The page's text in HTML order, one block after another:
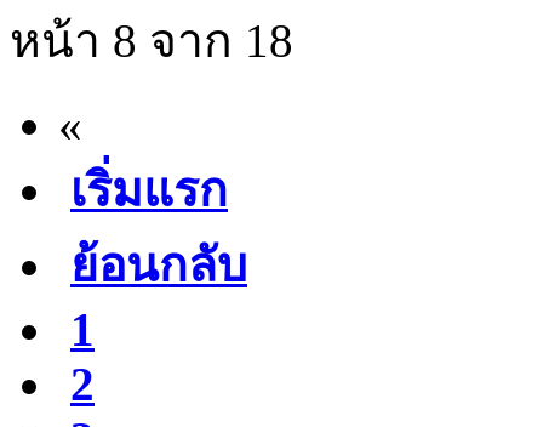
หน้า 8 จาก 18
«
เริ่มแรก
ย้อนกลับ
1
2